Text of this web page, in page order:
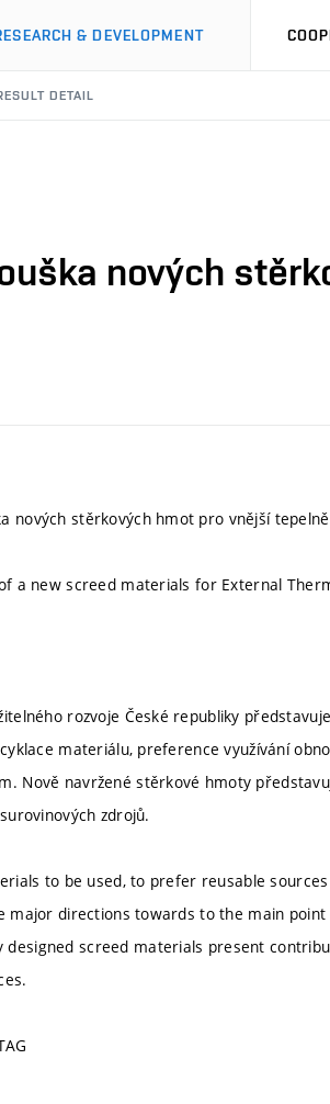
& DEVELOPMENT
DETAIL
nových
nových stěrkových hmot pro vnější
a new screed materials for External
rozvoje České republiky
materiálu, preference využívání
Nově navržené stěrkové hmoty
zdrojů.
to be used, to prefer reusable
directions towards to the main point
designed screed materials present